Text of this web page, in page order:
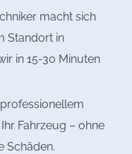
macht sich
Standort in
in 15-30 Minuten
Fahrzeug – ohne
Schäden.